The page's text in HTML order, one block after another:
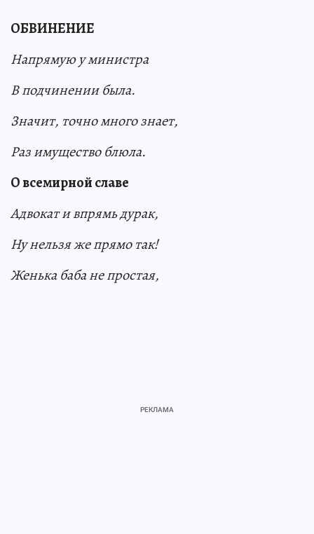
ОБВИНЕНИЕ
Напрямую у министра
В подчинении была.
Значит, точно много знает,
Раз имущество блюла.
О всемирной славе
Адвокат и впрямь дурак,
Ну нельзя же прямо так!
Женька баба не простая,